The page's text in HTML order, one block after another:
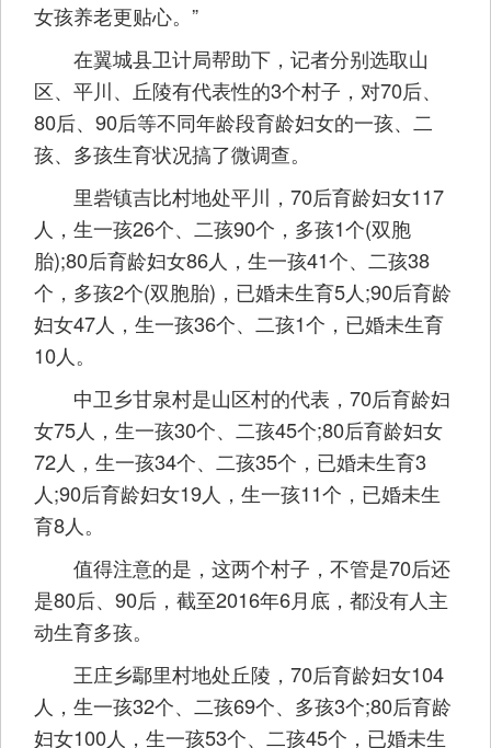
女孩养老更贴心。”
在翼城县卫计局帮助下，记者分别选取山
区、平川、丘陵有代表性的3个村子，对70后、
80后、90后等不同年龄段育龄妇女的一孩、二
孩、多孩生育状况搞了微调查。
里砦镇吉比村地处平川，70后育龄妇女117
人，生一孩26个、二孩90个，多孩1个(双胞
胎);80后育龄妇女86人，生一孩41个、二孩38
个，多孩2个(双胞胎)，已婚未生育5人;90后育龄
妇女47人，生一孩36个、二孩1个，已婚未生育
10人。
中卫乡甘泉村是山区村的代表，70后育龄妇
女75人，生一孩30个、二孩45个;80后育龄妇女
72人，生一孩34个、二孩35个，已婚未生育3
人;90后育龄妇女19人，生一孩11个，已婚未生
育8人。
值得注意的是，这两个村子，不管是70后还
是80后、90后，截至2016年6月底，都没有人主
动生育多孩。
王庄乡鄢里村地处丘陵，70后育龄妇女104
人，生一孩32个、二孩69个、多孩3个;80后育龄
妇女100人，生一孩53个、二孩45个，已婚未生